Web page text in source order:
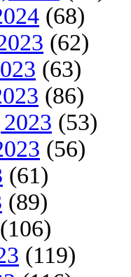
(68)
(62)
(63)
(86)
2023 (53)
(56)
(61)
(89)
(106)
(119)